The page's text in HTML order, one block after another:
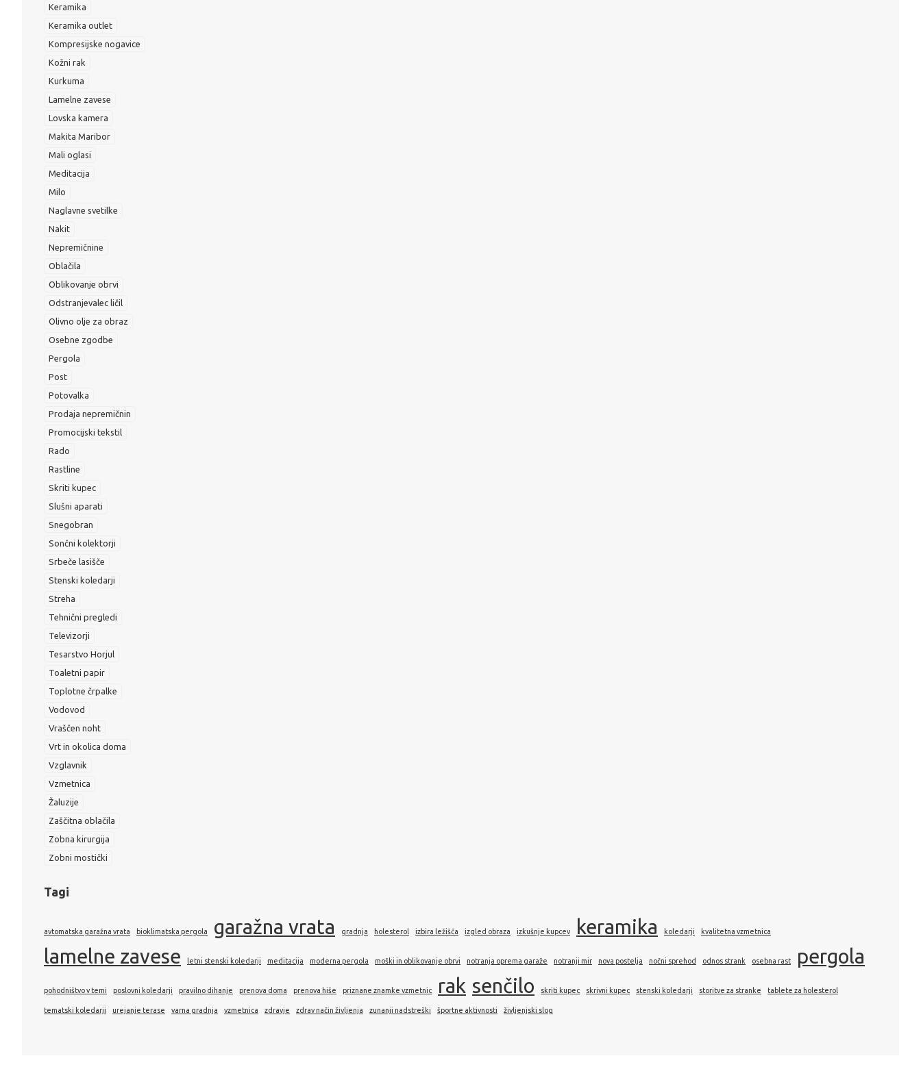
Keramika
Keramika outlet
Kompresijske nogavice
Kožni rak
Kurkuma
Lamelne zavese
Lovska kamera
Makita Maribor
Mali oglasi
Meditacija
Milo
Naglavne svetilke
Nakit
Nepremičnine
Oblačila
Oblikovanje obrvi
Odstranjevalec ličil
Olivno olje za obraz
Osebne zgodbe
Pergola
Post
Potovalka
Prodaja nepremičnin
Promocijski tekstil
Rado
Rastline
Skriti kupec
Slušni aparati
Snegobran
Sončni kolektorji
Srbeče lasišče
Stenski koledarji
Streha
Tehnični pregledi
Televizorji
Tesarstvo Horjul
Toaletni papir
Toplotne črpalke
Vodovod
Vraščen noht
Vrt in okolica doma
Vzglavnik
Vzmetnica
Žaluzije
Zaščitna oblačila
Zobna kirurgija
Zobni mostički
Tagi
avtomatska garažna vrata bioklimatska pergola garažna vrata gradnja holesterol izbira ležišča izgled obraza izkušnje kupcev keramika koledarji kvalitetna vzmetnica
lamelne zavese letni stenski koledarji meditacija moderna pergola moški in oblikovanje obrvi notranja oprema garaže notranji mir nova postelja nočni sprehod odnos strank osebna rast pergola
pohodništvo v temi poslovni koledarji pravilno dihanje prenova doma prenova hiše priznane znamke vzmetnic rak senčilo skriti kupec skrivni kupec stenski koledarji storitve za stranke tablete za holesterol
tematski koledarji urejanje terase varna gradnja vzmetnica zdravje zdrav način življenja zunanji nadstreški športne aktivnosti življenjski slog